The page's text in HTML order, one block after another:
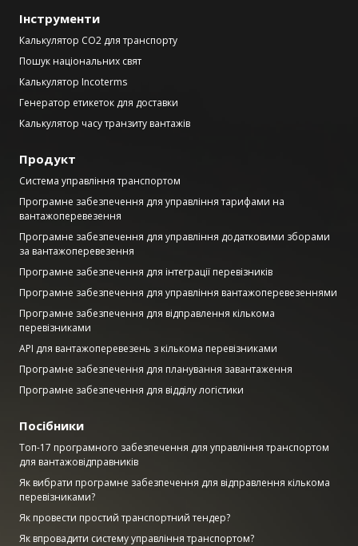
Інструменти
Калькулятор CO2 для транспорту
Пошук національних свят
Калькулятор Incoterms
Генератор етикеток для доставки
Калькулятор часу транзиту вантажів
Продукт
Система управління транспортом
Програмне забезпечення для управління тарифами на
вантажоперевезення
Програмне забезпечення для управління додатковими зборами
за вантажоперевезення
Програмне забезпечення для інтеграції перевізників
Програмне забезпечення для управління вантажоперевезеннями
Програмне забезпечення для відправлення кількома
перевізниками
API для вантажоперевезень з кількома перевізниками
Програмне забезпечення для планування завантаження
Програмне забезпечення для відділу логістики
Посібники
Топ-17 програмного забезпечення для управління транспортом
для вантажовідправників
Як вибрати програмне забезпечення для відправлення кількома
перевізниками?
Як провести простий транспортний тендер?
Як впровадити систему управління транспортом?